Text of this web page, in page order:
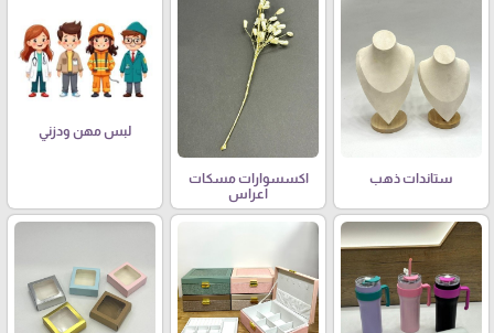
ستاندات ذهب
اكسسوارات مسكات
اعراس
لبس مهن ودزني